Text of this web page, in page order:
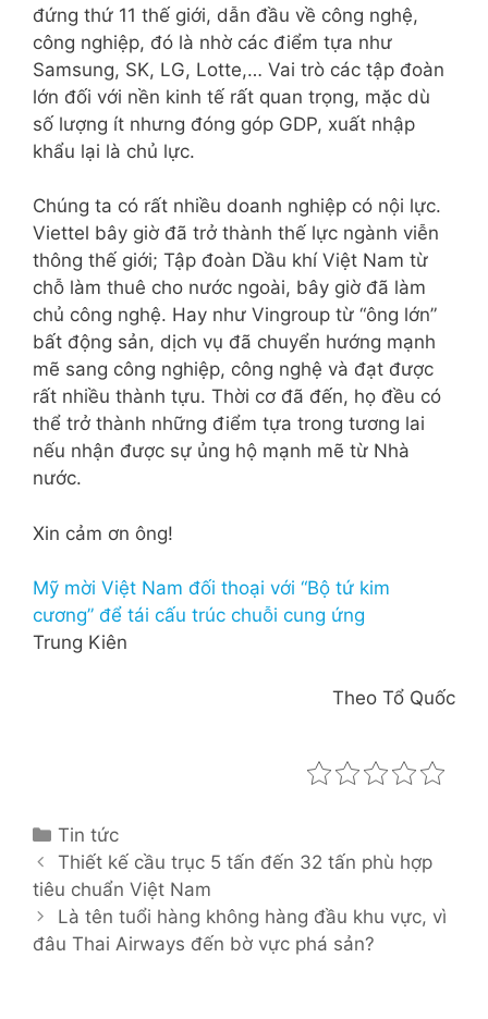
đứng thứ 11 thế giới, dẫn đầu về công nghệ,
công nghiệp, đó là nhờ các điểm tựa như
Samsung, SK, LG, Lotte,… Vai trò các tập đoàn
lớn đối với nền kinh tế rất quan trọng, mặc dù
số lượng ít nhưng đóng góp GDP, xuất nhập
khẩu lại là chủ lực.
Chúng ta có rất nhiều doanh nghiệp có nội lực.
Viettel bây giờ đã trở thành thế lực ngành viễn
thông thế giới; Tập đoàn Dầu khí Việt Nam từ
chỗ làm thuê cho nước ngoài, bây giờ đã làm
chủ công nghệ. Hay như Vingroup từ “ông lớn”
bất động sản, dịch vụ đã chuyển hướng mạnh
mẽ sang công nghiệp, công nghệ và đạt được
rất nhiều thành tựu. Thời cơ đã đến, họ đều có
thể trở thành những điểm tựa trong tương lai
nếu nhận được sự ủng hộ mạnh mẽ từ Nhà
nước.
Xin cảm ơn ông!
Mỹ mời Việt Nam đối thoại với “Bộ tứ kim
cương” để tái cấu trúc chuỗi cung ứng
Trung Kiên
Theo Tổ Quốc
C
a
t
e
g
Tin tức
P
o
s
t
Thiết kế cầu trục 5 tấn đến 32 tấn phù hợp
tiêu chuẩn Việt Nam
Là tên tuổi hàng không hàng đầu khu vực, vì
đâu Thai Airways đến bờ vực phá sản?